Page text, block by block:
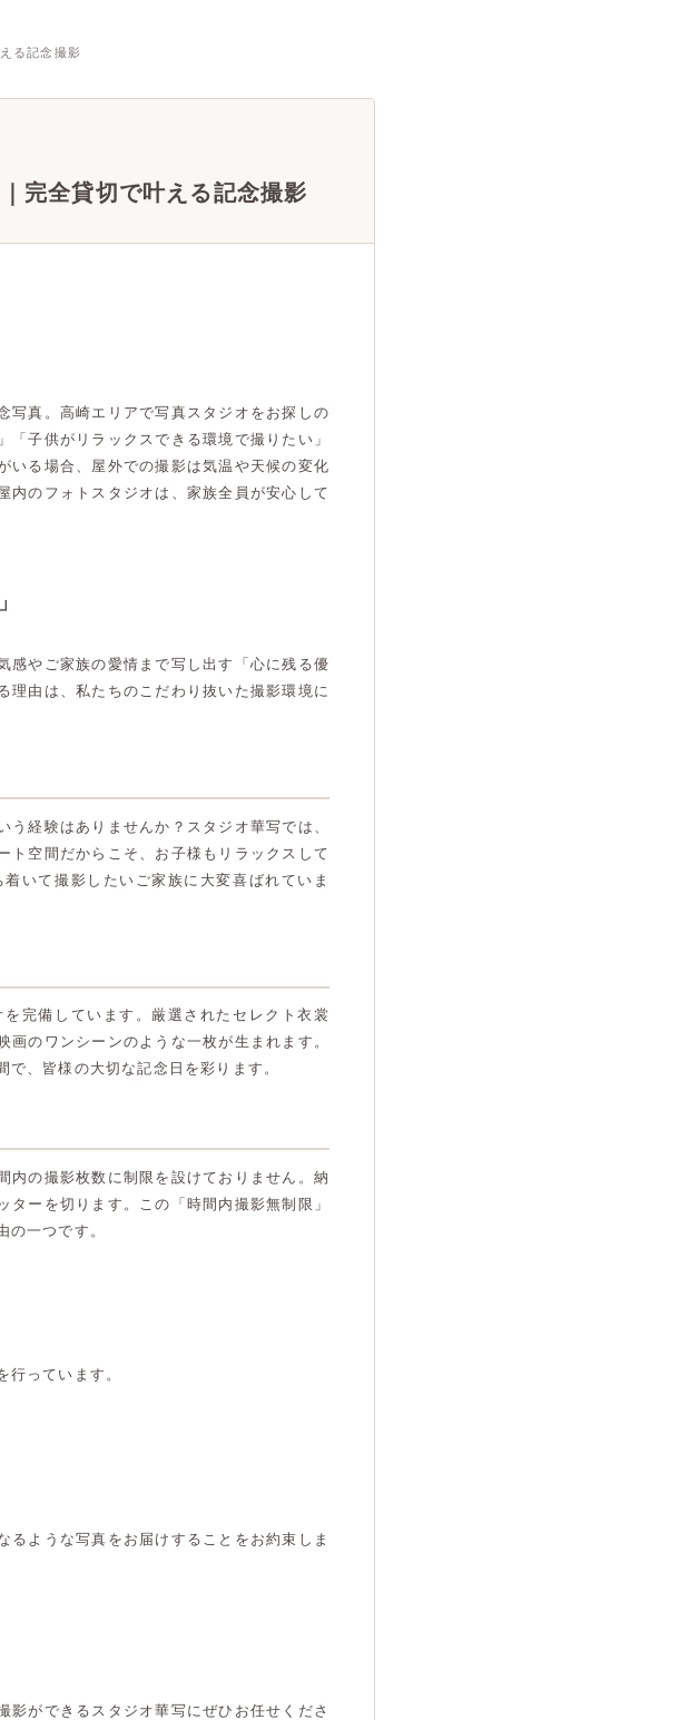
る記念撮影
完全貸切で叶える記念撮影
写真。高崎エリアで写真スタジオをお探しの
子供がリラックスできる環境で撮りたい」
いる場合、屋外での撮影は気温や天候の変化
内のフォトスタジオは、家族全員が安心して
感やご家族の愛情まで写し出す「心に残る優
理由は、私たちのこだわり抜いた撮影環境に
う経験はありませんか？スタジオ華写では、
ト空間だからこそ、お子様もリラックスして
いて撮影したいご家族に大変喜ばれていま
完備しています。厳選されたセレクト衣裳
のワンシーンのような一枚が生まれます。
、皆様の大切な記念日を彩ります。
内の撮影枚数に制限を設けておりません。納
ーを切ります。この「時間内撮影無制限」
一つです。
っています。
るような写真をお届けすることをお約束しま
ができるスタジオ華写にぜひお任せくださ